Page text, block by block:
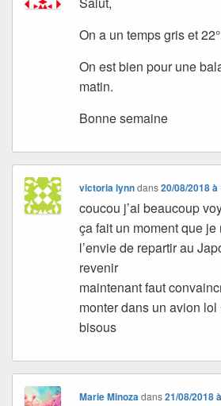
On a un temps gris et
On est bien pour une
matin.
Bonne semaine
victoria lynndans20/08/2018
coucou j’ai beaucoup
ça fait un moment que je
l’envie de repartir au
revenir
maintenant faut
monter dans un avion lol
bisous
Marie Minozadans21/08/2018